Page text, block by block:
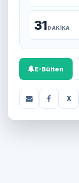
31DAKIKA
E-Bülten
X